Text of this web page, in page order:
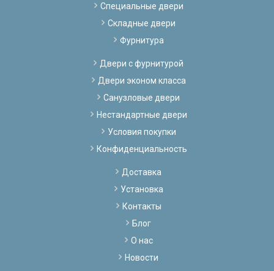
Специальные двери
Складные двери
Фурнитура
Двери с фурнитурой
Двери эконом класса
Санузловые двери
Нестандартные двери
Условия покупки
Конфиденциальность
Доставка
Установка
Контакты
Блог
О нас
Новости